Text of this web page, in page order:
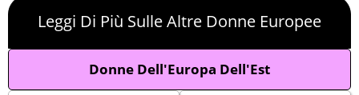
Leggi Di Più Sulle Altre Donne Europee
Donne Dell'Europa Dell'Est